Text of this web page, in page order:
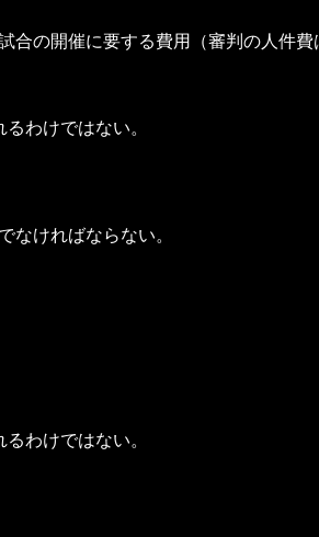
の開催に要する費用（審判の人件費
わけではない。
ければならない。
わけではない。